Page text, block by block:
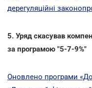
дерегуляційні
5. Уряд скасував
за програмою "5-7-9%"
Оновлено програми